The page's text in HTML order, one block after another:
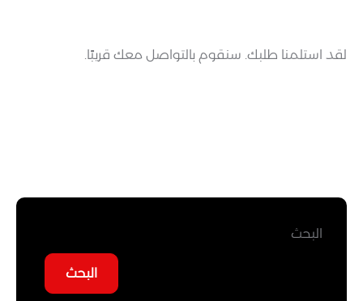
لقد استلمنا طلبك. سنقوم بالتواصل معك قريبًا.
البحث
البحث